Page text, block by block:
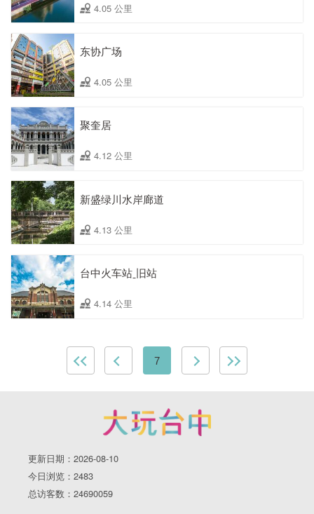
4.05 公里
东协广场
4.05 公里
聚奎居
4.12 公里
新盛绿川水岸廊道
4.13 公里
台中火车站ˍ旧站
4.14 公里
7
更新日期：2026-08-10
今日浏览：2483
总访客数：24690059